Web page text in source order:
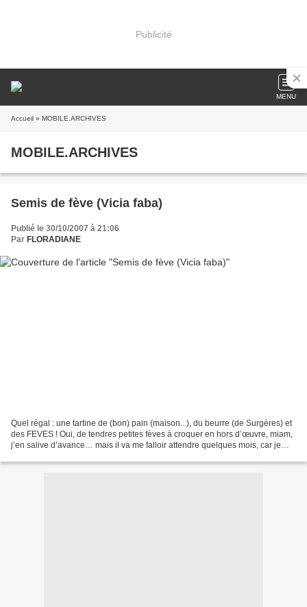
Publicité
MENU
Accueil » MOBILE.ARCHIVES
MOBILE.ARCHIVES
Semis de fève (Vicia faba)
Publié le 30/10/2007 à 21:06
Par FLORADIANE
Quel régal : une tartine de (bon) pain (maison...), du beurre (de Surgères) et
des FEVES ! Oui, de tendres petites fèves à croquer en hors d’œuvre, miam,
j’en salive d’avance… mais il va me falloir attendre quelques mois, car je